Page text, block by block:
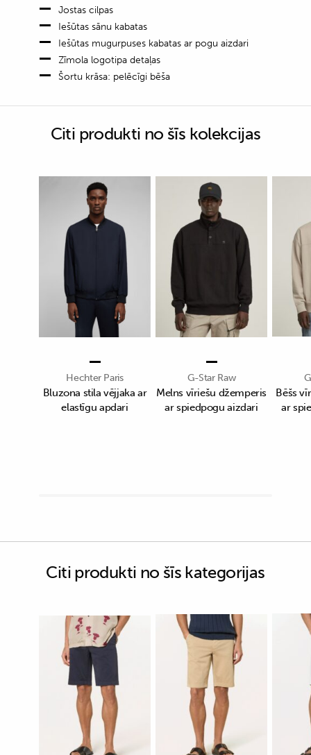
Jostas cilpas
Iešūtas sānu kabatas
Iešūtas mugurpuses kabatas ar pogu aizdari
Zīmola logotipa detaļas
Šortu krāsa: pelēcīgi bēša
Citi produkti no šīs kolekcijas
Hechter Paris
Bluzona stila vējjaka ar
elastīgu apdari
G-Star Raw
Melns vīriešu džemperis
ar spiedpogu aizdari
Bēšs
ar
Citi produkti no šīs kategorijas